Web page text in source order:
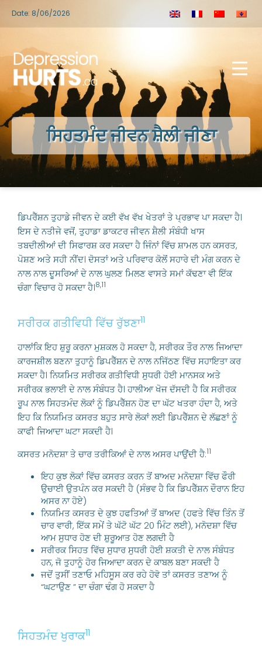
Date: 8/06/2026
ਸਿਹਤਮੰਦ ਜੀਵਨ ਸ਼ੈਲੀ ਜੀਣਾ
ਡਿਪਰੈੱਸ਼ਨ ਤੁਹਾਡੇ ਜੀਵਨ ਦੇ ਕਈ ਵੱਖ ਵੱਖ ਖੇਤਰਾਂ ਤੇ ਪ੍ਰਭਾਵ ਪਾ ਸਕਦਾ ਹੈ।
ਇਸ ਦੇ ਨਤੀਜੇ ਵਜੋਂ, ਤੁਹਾਡਾ ਡਾਕਟਰ ਜੀਵਨ ਸ਼ੈਲੀ ਸੰਬੰਧੀ ਖਾਸ
ਤਬਦੀਲੀਆਂ ਦੀ ਸਿਫਾਰਸ਼ ਕਰ ਸਕਦਾ ਹੈ ਜਿੰਨਾਂ ਵਿੱਚ ਸ਼ਾਮਲ ਹਨ ਕਸਰਤ,
ਪੋਸ਼ਣ ਅਤੇ ਸਹੀ ਨੀਂਦ। ਦੋਸਤਾਂ ਅਤੇ ਪਰਿਵਾਰ ਕੋਲੋਂ ਸਹਾਰੇ ਦੀ ਮੰਗ ਕਰਨ ਦੇ
ਨਾਲ ਨਾਲ ਦੂਸਰਿਆਂ ਦੇ ਨਾਲ ਘੁਲਣ ਮਿਲਣ ਵਾਸਤੇ ਸਮਾਂ ਕੱਢਣਾ ਵੀ ਇੱਕ
ਚੰਗਾ ਵਿਚਾਰ ਹੋ ਸਕਦਾ ਹੈ।8,11
ਸਰੀਰਕ ਗਤੀਵਿਧੀ ਵਿੱਚ ਰੁੱਝਣਾ11
ਹਾਲਾਂਕਿ ਇਹ ਸ਼ੁਰੂ ਕਰਨਾ ਮੁਸ਼ਕਲ ਹੋ ਸਕਦਾ ਹੈ, ਸਰੀਰਕ ਤੌਰ ਨਾਲ ਜਿਆਦਾ
ਕਾਰਜਸ਼ੀਲ ਬਣਨਾ ਤੁਹਾਨੂੰ ਡਿਪਰੈੱਸ਼ਨ ਦੇ ਨਾਲ ਨਜਿੱਠਣ ਵਿੱਚ ਸਹਾਇਤਾ ਕਰ
ਸਕਦਾ ਹੈ। ਨਿਯਮਿਤ ਸਰੀਰਕ ਗਤੀਵਿਧੀ ਸੁਧਰੀ ਹੋਈ ਮਾਨਸਕ ਅਤੇ
ਸਰੀਰਕ ਭਲਾਈ ਦੇ ਨਾਲ ਸੰਬੰਧਤ ਹੈ। ਹਾਲੀਆ ਖੋਜ ਦੱਸਦੀ ਹੈ ਕਿ ਸਰੀਰਕ
ਰੂਪ ਨਾਲ ਸਿਹਤਮੰਦ ਲੋਕਾਂ ਨੂੰ ਡਿਪਰੈੱਸ਼ਨ ਹੋਣ ਦਾ ਘੱਟ ਖਤਰਾ ਹੰਦਾ ਹੈ, ਅਤੇ
ਇਹ ਕਿ ਨਿਯਮਿਤ ਕਸਰਤ ਬਹੁਤ ਸਾਰੇ ਲੋਕਾਂ ਲਈ ਡਿਪਰੈੱਸ਼ਨ ਦੇ ਲੱਛਣਾਂ ਨੂੰ
ਕਾਫੀ ਜਿਆਦਾ ਘਟਾ ਸਕਦੀ ਹੈ।
ਕਸਰਤ ਮਨੋਦਸ਼ਾ ਤੇ ਚਾਰ ਤਰੀਕਿਆਂ ਦੇ ਨਾਲ ਅਸਰ ਪਾਉਂਦੀ ਹੈ:11
ਇਹ ਕੁਝ ਲੋਕਾਂ ਵਿੱਚ ਕਸਰਤ ਕਰਨ ਤੋਂ ਬਾਅਦ ਮਨੋਦਸ਼ਾ ਵਿੱਚ ਫੌਰੀ
ਉਚਾਈ ਉਤਪੰਨ ਕਰ ਸਕਦੀ ਹੈ (ਸੰਭਵ ਹੈ ਕਿ ਡਿਪਰੈੱਸ਼ਨ ਦੌਰਾਨ ਇਹ
ਅਸਰ ਨਾ ਹੋਏ)
ਨਿਯਮਿਤ ਕਸਰਤ ਦੇ ਕੁਝ ਹਫਤਿਆਂ ਤੋਂ ਬਾਅਦ (ਹਫਤੇ ਵਿੱਚ ਤਿੰਨ ਤੋਂ
ਚਾਰ ਵਾਰੀ, ਇੱਕ ਸਮੇਂ ਤੇ ਘੱਟੋ ਘੱਟ 20 ਮਿੰਟ ਲਈ), ਮਨੋਦਸ਼ਾ ਵਿੱਚ
ਆਮ ਸੁਧਾਰ ਹੋਣ ਦੀ ਸ਼ੁਰੂਆਤ ਹੋਣ ਲਗਦੀ ਹੈ
ਸਰੀਰਕ ਸਿਹਤ ਵਿੱਚ ਸੁਧਾਰ ਸੁਧਰੀ ਹੋਈ ਸ਼ਕਤੀ ਦੇ ਨਾਲ ਸੰਬੰਧਤ
ਹਨ, ਜੋ ਤੁਹਾਨੂੰ ਹੋਰ ਜਿਆਦਾ ਕਰਨ ਦੇ ਕਾਬਲ ਬਣਾ ਸਕਦੀ ਹੈ
ਜਦੋਂ ਤੁਸੀਂ ਤਣਾਓ ਮਹਿਸੂਸ ਕਰ ਰਹੇ ਹੋਵੋ ਤਾਂ ਕਸਰਤ ਤਣਾਅ ਨੂੰ
“ਘਟਾਉਣ ” ਦਾ ਚੰਗਾ ਢੰਗ ਹੋ ਸਕਦਾ ਹੈ
ਸਿਹਤਮੰਦ ਖੁਰਾਕ11